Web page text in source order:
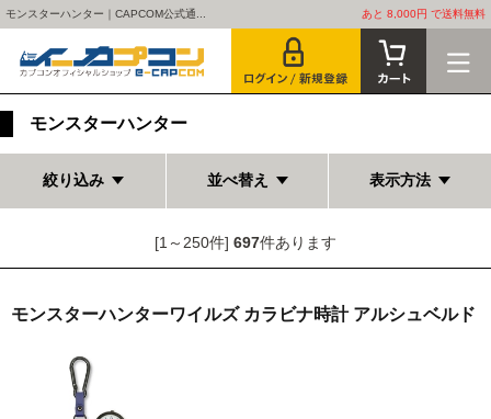
モンスターハンター｜CAPCOM公式通... あと 8,000円 で送料無料
モンスターハンター
絞り込み 並べ替え 表示方法
[1～250件] 697件あります
モンスターハンターワイルズ カラビナ時計 アルシュベルド